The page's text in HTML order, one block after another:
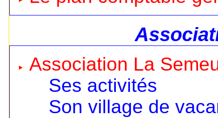
Association La
Ses activités
Son village de